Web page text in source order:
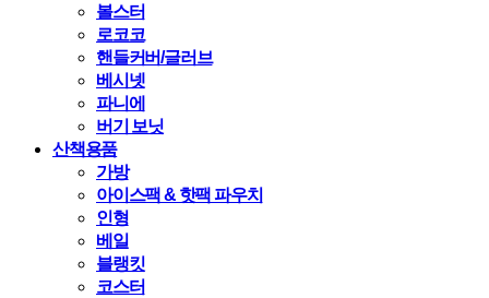
볼스터
로코코
핸들커버/글러브
베시넷
파니에
버기 보닛
산책용품
가방
아이스팩 & 핫팩 파우치
인형
베일
블랭킷
코스터